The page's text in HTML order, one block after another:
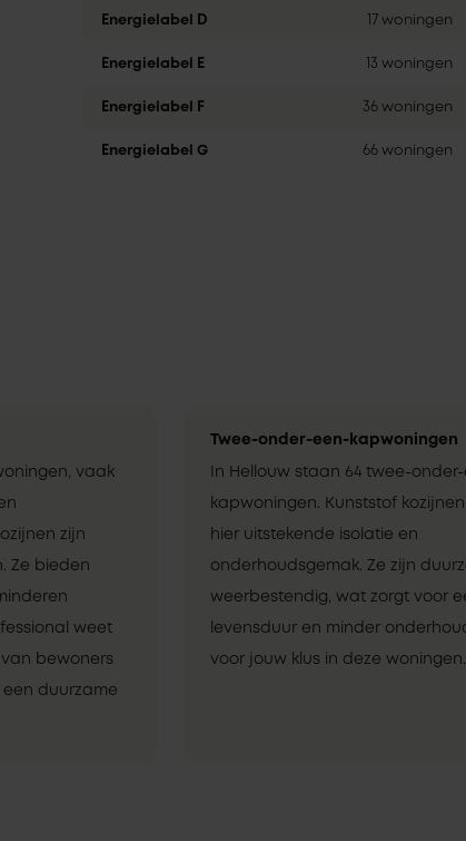
Energielabel D 17 woningen
Energielabel E 13 woningen
Energielabel F 36 woningen
Energielabel G 66 woningen
vaak
zijn
Ze bieden
weet
bewoners
duurzame
Twee-onder-een-kapwoningen
In Hellouw staan 64 twee-
kapwoningen. Kunststof
hier uitstekende isolatie en
onderhoudsgemak. Ze zijn
weerbestendig, wat zorgt voor
levensduur en minder
voor jouw klus in deze woningen.